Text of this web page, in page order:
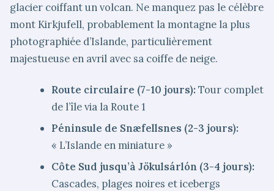
glacier coiffant un volcan. Ne manquez pas le célèbre
mont Kirkjufell, probablement la montagne la plus
photographiée d’Islande, particulièrement
majestueuse en avril avec sa coiffe de neige.
Route circulaire (7-10 jours):Tour complet
de l’île via la Route 1
Péninsule de Snæfellsnes (2-3 jours):
« L’Islande en miniature »
Côte Sud jusqu’à Jökulsárlón (3-4 jours):
Cascades, plages noires et icebergs